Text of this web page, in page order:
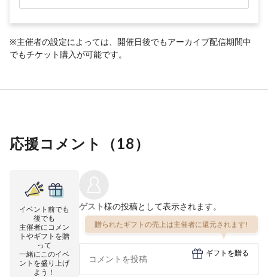
※主催者の設定によっては、開催日後でもアーカイブ配信期間中
でもチケット購入が可能です。
応援コメント（18）
イベント前でも
後でも
主催者にコメン
トやギフトを贈
って
一緒にこのイベ
ントを盛り上げ
よう！
ゲスト様の投稿として表示されます。
贈られたギフトの売上は主催者に還元されます!
ギフトを贈る